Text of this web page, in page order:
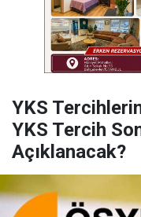
YKS
YKS Tercih
Açıklanacak?